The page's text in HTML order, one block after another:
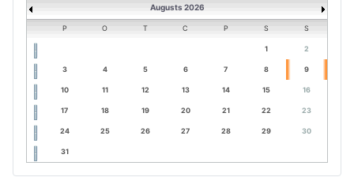
Augusts 2026
P O T C P S S
1 2
3 4 5 6 7 8 9
10 11 12 13 14 15 16
17 18 19 20 21 22 23
24 25 26 27 28 29 30
31